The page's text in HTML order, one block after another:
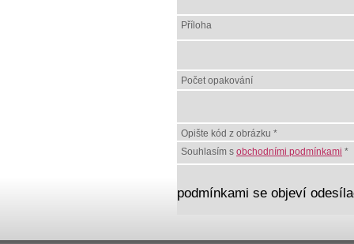
Příloha
Počet opakování
Opište kód z obrázku *
Souhlasím s obchodními podmínkami *
podmínkami se objeví